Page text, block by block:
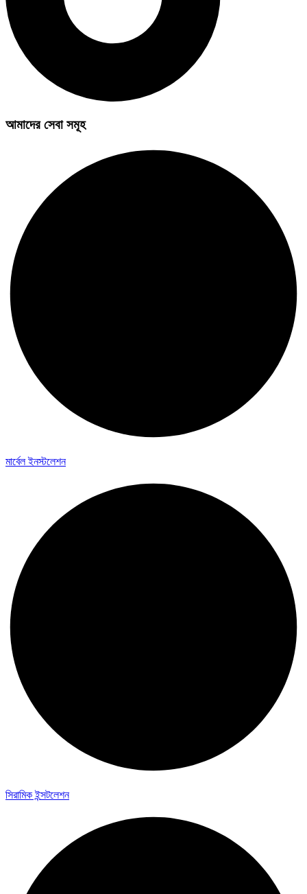
আমাদের সেবা সমূহ
মার্বেল ইনস্টলেশন
সিরামিক ইন্সটলেশন